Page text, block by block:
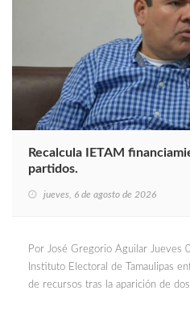
Recalcula IETAM
partidos.
jueves, 6 de agosto de 2026
Por José Gregorio Aguilar Jueves
Instituto Electoral de Tamaulipas
de recursos tras la aparición de